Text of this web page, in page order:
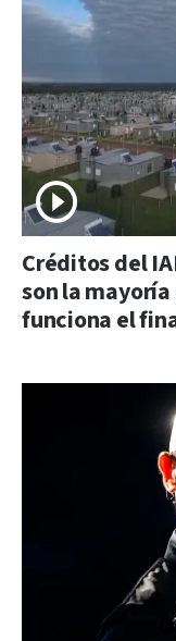
Créditos del
son la
funciona el